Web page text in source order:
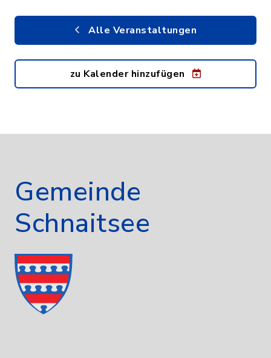
Alle Veranstaltungen
zu Kalender hinzufügen
Gemeinde
Schnaitsee